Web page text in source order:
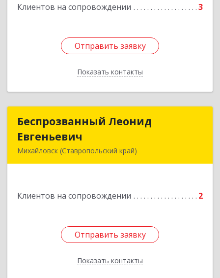
Клиентов на сопровождении 3
Отправить заявку
Показать контакты
Подробнее
Отправить заявку
Назад
Беспрозванный Леонид
Евгеньевич
Михайловск (Ставропольский край)
Клиентов на сопровождении 2
Отправить заявку
Показать контакты
Беспрозванный Леонид
Отправить заявку
Назад